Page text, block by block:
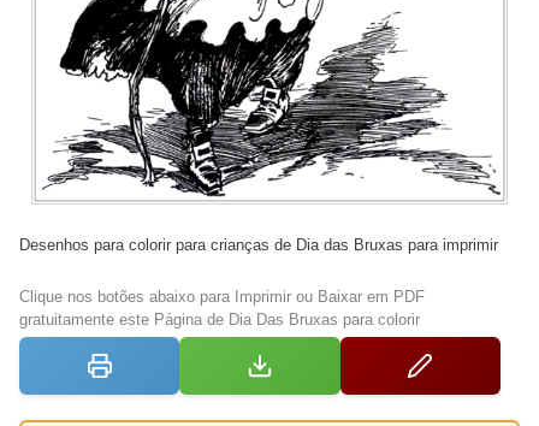
Desenhos para colorir para crianças de Dia das Bruxas para imprimir
Clique nos botões abaixo para Imprimir ou Baixar em PDF
gratuitamente este Página de Dia Das Bruxas para colorir